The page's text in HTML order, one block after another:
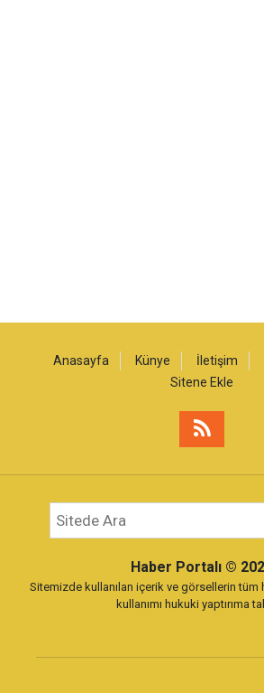
Anasayfa Künye İletişim
Sitene Ekle
Haber Portalı ©
Sitemizde kullanılan içerik ve görsellerin tüm
kullanımı hukuki yaptırıma